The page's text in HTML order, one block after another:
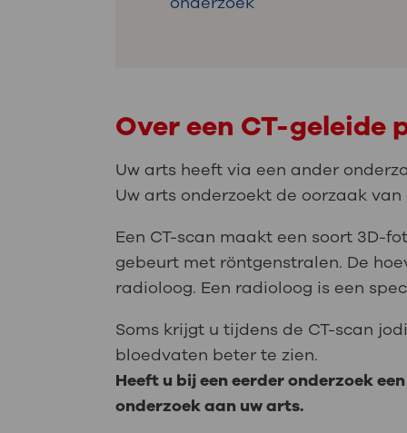
Over een CT-geleide
Uw arts heeft via een ander
Uw arts onderzoekt de oorzaak
Een CT-scan maakt een soort 3D-
gebeurt met röntgenstralen. De
radioloog. Een radioloog is een
Soms krijgt u tijdens de CT-scan
bloedvaten beter te zien.
Heeft u bij een eerder onderzoek
onderzoek aan uw arts.